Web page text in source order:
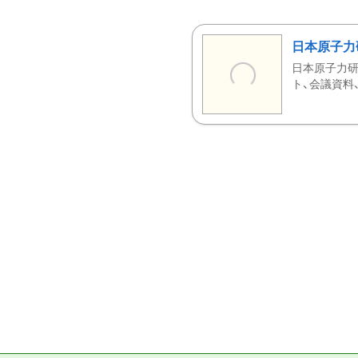
日本原子
日本原子力
ト、会議資